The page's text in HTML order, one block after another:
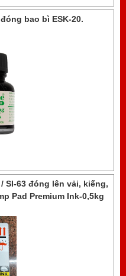
bao bì ESK-20.
SI-63 đóng lên vải, kiếng,
Pad Premium Ink-0,5kg